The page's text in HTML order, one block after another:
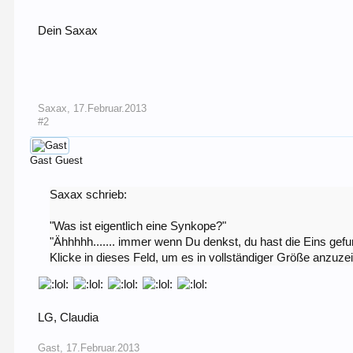
Dein Saxax
Saxax, 17.Februar.2013
#2
Gast Guest
Saxax schrieb:
"Was ist eigentlich eine Synkope?"
"Ähhhhh....... immer wenn Du denkst, du hast die Eins
Klicke in dieses Feld, um es in vollständiger Größe
LG, Claudia
Gast, 17.Februar.2013